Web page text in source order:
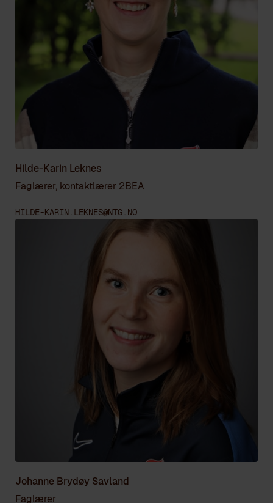
Hilde-Karin Leknes
Faglærer, kontaktlærer 2BEA
HILDE-KARIN.LEKNES@NTG.NO
Johanne Brydøy Savland
Faglærer